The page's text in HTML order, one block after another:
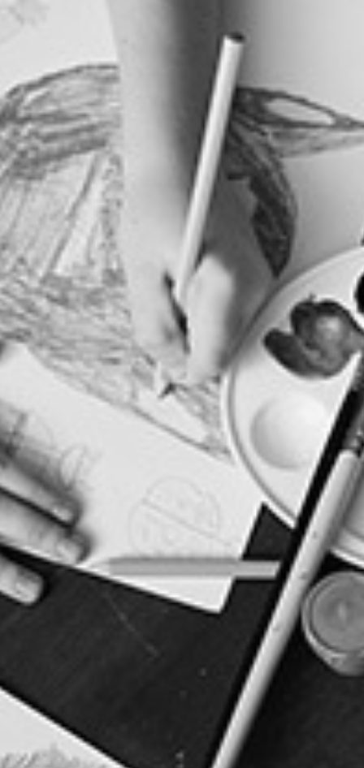
RECHERCHER ...